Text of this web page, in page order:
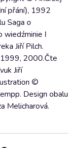
přání), 1992
Saga o
wiedźminie I
Jiří Pilch.
1999, 2000.Čte
Jiří
©
Design obalu
Melicharová.